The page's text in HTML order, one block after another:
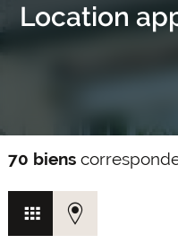
Location
70 biens